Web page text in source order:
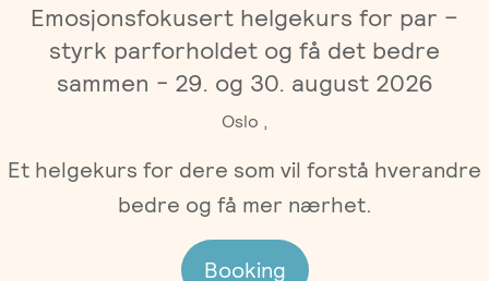
Individualterapi
Parterapi
Foreldreveiledning
Gruppeterapi
Priser
Bergen
Kurs
Emosjonsfokusert helgekurs for par –
styrk parforholdet og få det bedre
sammen - 29. og 30. august 2026
Oslo ,
Et helgekurs for dere som vil forstå hverandre
bedre og få mer nærhet.
Booking